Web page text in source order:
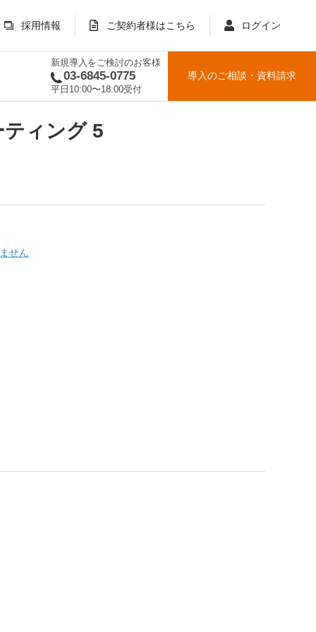
採用情報 ご契約者様はこちら ログイン
新規導入をご検討のお客様
03-6845-0775
平日10:00〜18:00受付
導入のご相談 ・ 資料請求
ティング 5
せん